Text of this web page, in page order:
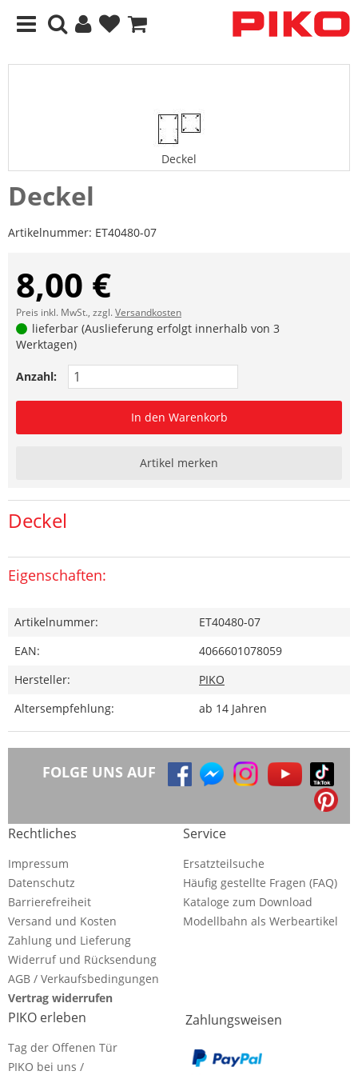
Deckel
Deckel
Artikelnummer: ET40480-07
8,00 €
Preis inkl. MwSt., zzgl.Versandkosten
lieferbar (Auslieferung erfolgt innerhalb von 3
Werktagen)
Anzahl:
In den Warenkorb
Artikel merken
Deckel
Eigenschaften:
Artikelnummer:
ET40480-07
EAN:
4066601078059
Hersteller:
PIKO
Altersempfehlung:
ab 14 Jahren
FOLGE UNS AUF
Rechtliches
Impressum
Datenschutz
Barrierefreiheit
Versand und Kosten
Zahlung und Lieferung
Widerruf und Rücksendung
AGB / Verkaufsbedingungen
Vertrag widerrufen
Service
Ersatzteilsuche
Häufig gestellte Fragen (FAQ)
Kataloge zum Download
Modellbahn als Werbeartikel
PIKO erleben
Tag der Offenen Tür
PIKO bei uns /
Zahlungsweisen